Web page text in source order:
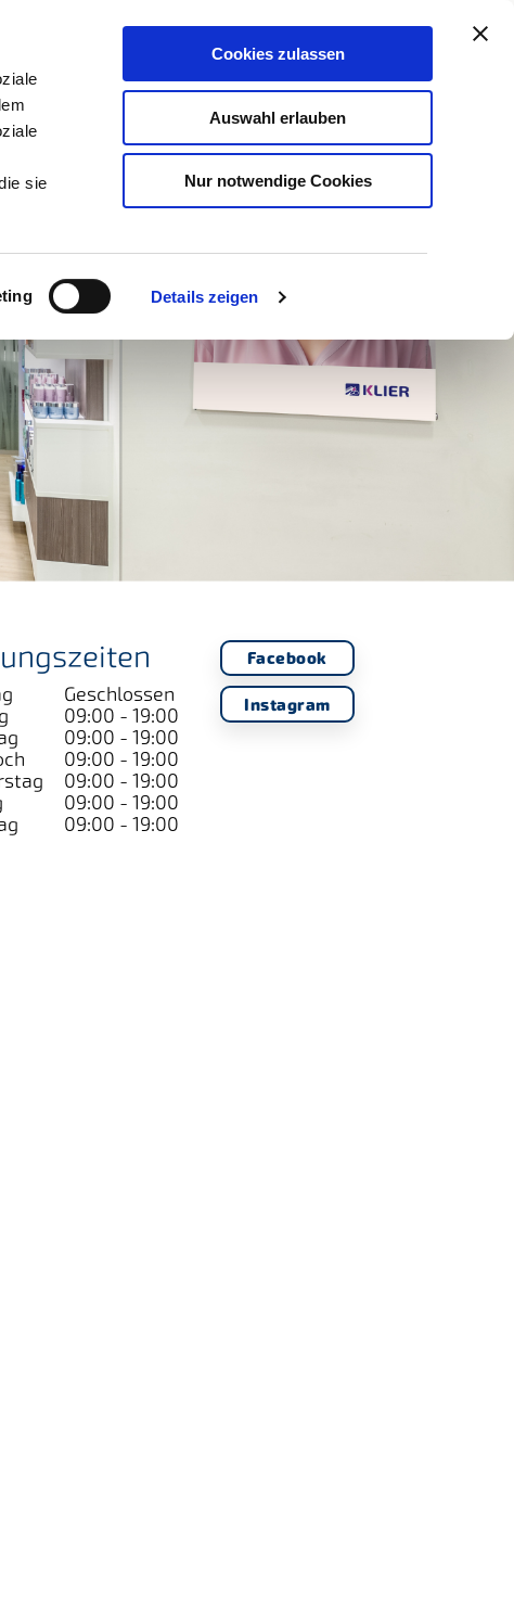
sie
Details zeigen
Cookies zulassen
Auswahl erlauben
Nur notwendige Cookies
& Beratung Kontakt
Geschlossen
09:00 - 19:00
09:00 - 19:00
09:00 - 19:00
09:00 - 19:00
09:00 - 19:00
09:00 - 19:00
Facebook
Instagram